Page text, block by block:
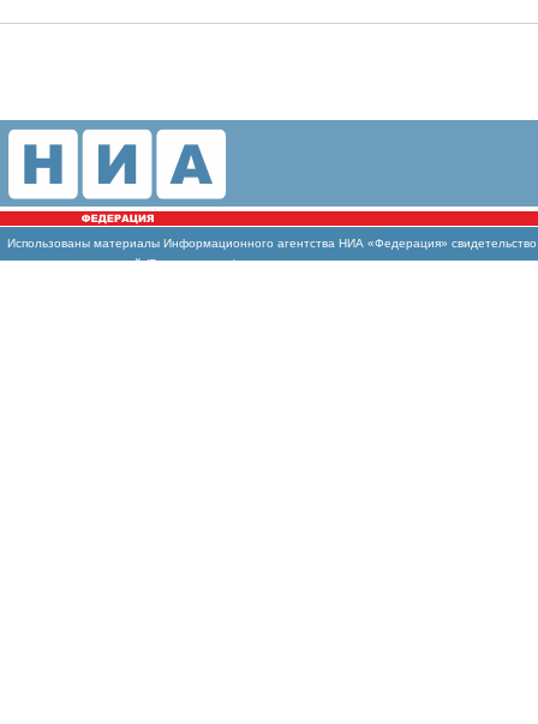
Использованы материалы Информационного агентства НИА «Федерация»
массовых коммуникаций (Роскомнадзор)